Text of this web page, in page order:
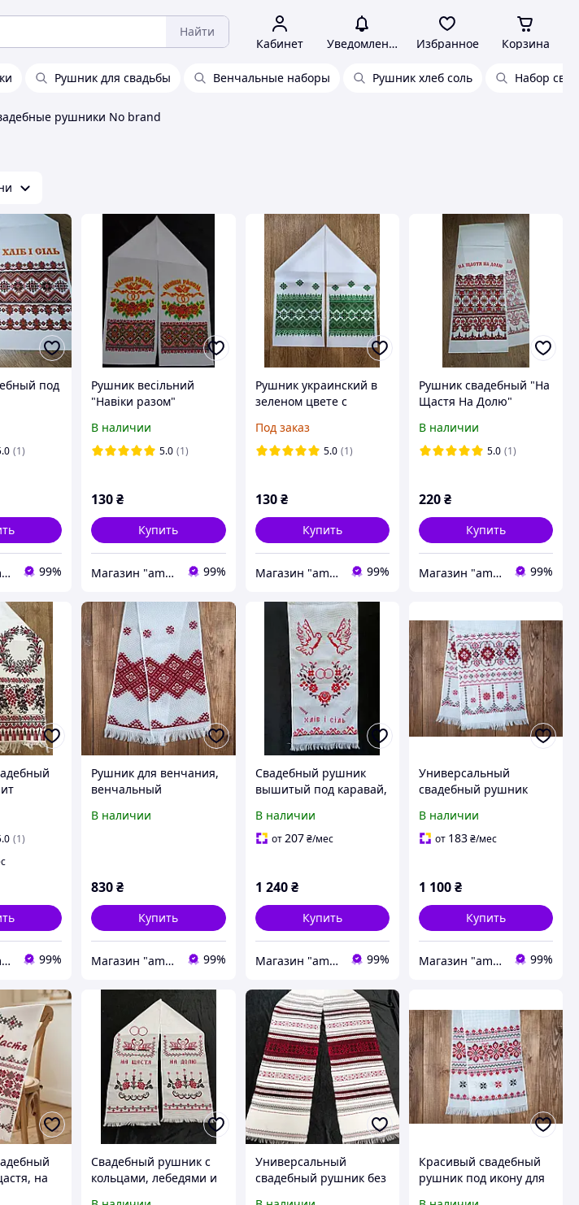
Найти
Кабинет Уведомления Избранное Корзина
Рушник для свадьбы Венчальные наборы Рушник хлеб соль Набор
рушники No brand
под
(1)
Магазин "amourshop.net" (Амуршоп) 99%
Рушник весільний
"Навіки разом"
В наличии
5.0 (1)
130₴
Купить
Магазин "amourshop.net" (Амуршоп) 99%
Рушник украинский в
зеленом цвете с
Под заказ
5.0 (1)
130 ₴
Купить
Магазин "amourshop.net" (Амуршоп) 99%
Рушник свадебный "На
Щастя На Долю"
В наличии
5.0 (1)
220₴
Купить
Магазин "amourshop.net" (Амуршоп) 99%
(1)
Магазин "amourshop.net" (Амуршоп) 99%
Рушник для венчания,
венчальный
В наличии
830₴
Купить
Магазин "amourshop.net" (Амуршоп) 99%
Свадебный рушник
вышитый под каравай,
В наличии
от207 ₴/мес
1 240 ₴
Купить
Магазин "amourshop.net" (Амуршоп) 99%
Универсальный
свадебный рушник
В наличии
от 183₴/мес
1 100₴
Купить
Магазин "amourshop.net" (Амуршоп) 99%
на
Cвадебный рушник с
кольцами, лебедями и
Универсальный
свадебный рушник без
Красивый свадебный
рушник под икону для